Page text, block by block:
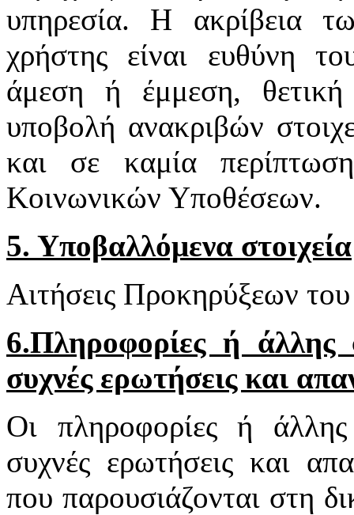
υπηρεσία. Η ακρίβεια
χρήστης είναι ευθύνη
άμεση ή έμμεση,
υποβολή ανακριβών
και σε καμία
Κοινωνικών Υποθέσεων.
5. Υποβαλλόμενα στοιχεία
Αιτήσεις Προκηρύξεων
6.Πληροφορίες ή άλλης
συχνές ερωτήσεις και
Οι πληροφορίες ή άλλης
συχνές ερωτήσεις και
που παρουσιάζονται στη